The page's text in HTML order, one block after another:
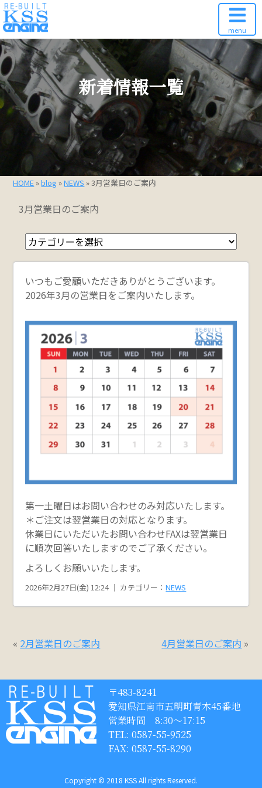
menu
新着情報一覧
HOME»blog »NEWS » 3月営業日のご案内
3月営業日のご案内
いつもご愛顧いただきありがとうございます。
2026年3月の営業日をご案内いたします。
第一土曜日はお問い合わせのみ対応いたします。
＊ご注文は翌営業日の対応となります。
休業日にいただいたお問い合わせFAXは翌営業日
に順次回答いたしますのでご了承ください。
よろしくお願いいたします。
2026年2月27日(金) 12:24 ｜ カテゴリー：NEWS
« 2月営業日のご案内 4月営業日のご案内 »
〒483-8241
愛知県江南市五明町青木45番地
営業時間 8:30〜17:15
TEL: 0587-55-9525
FAX: 0587-55-8290
Copyright © 2018 KSS All rights Reserved.